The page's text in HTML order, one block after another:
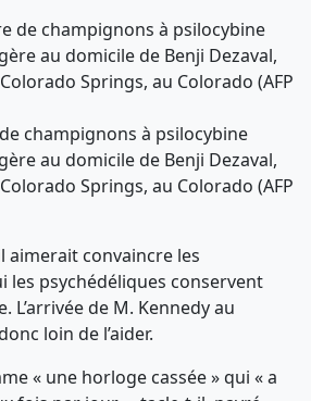
champignons à psilocybine
au domicile de Benji Dezaval,
Springs, au Colorado (AFP
aimerait convaincre les
les psychédéliques conservent
L’arrivée de M. Kennedy au
loin de l’aider.
« une horloge cassée » qui « a